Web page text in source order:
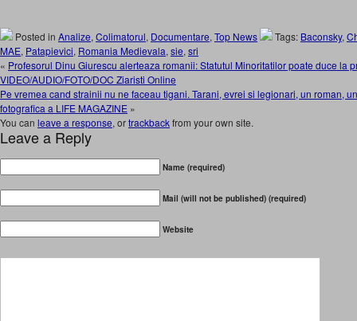
Posted in Analize, Colimatorul, Documentare, Top News Tags: Baconsky,
MAE, Patapievici, Romania Medievala, sie, sri
« Profesorul Dinu Giurescu alerteaza romanii: Statutul Minoritatilor poate duce la
VIDEO/AUDIO/FOTO/DOC Ziaristi Online
Pe vremea cand strainii nu ne faceau tigani. Tarani, evrei si legionari, un roman,
fotografica a LIFE MAGAZINE »
You can leave a response, ortrackbackfrom your own site.
Leave a Reply
Name (required)
Mail (will not be published) (required)
Website